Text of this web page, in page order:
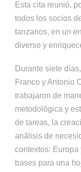
Esta cita reunió,
todos los socios
tanzanos, en un
diverso y
Durante siete
Franco y Antonio
trabajaron de
metodológica y
de tareas, la
análisis de
contextos:
bases para una